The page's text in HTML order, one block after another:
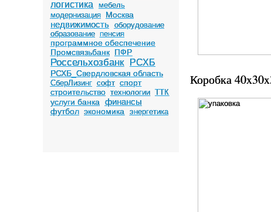
логистика
мебель
модернизация
Москва
недвижимость оборудование
образование пенсия
программное обеспечение
Промсвязьбанк ПФР
Россельхозбанк РСХБ
РСХБ_Свердловская область
СберЛизинг софт спорт
строительство технологии ТТК
услуги банка финансы
футбол экономика энергетика
Коробка